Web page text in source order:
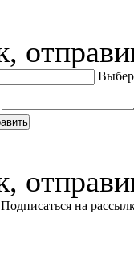
Подписаться на